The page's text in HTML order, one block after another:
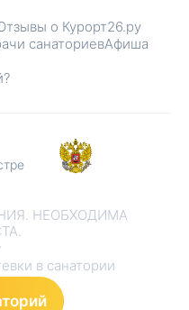
о Курорт26.ру
санаториевАфиша
НЕОБХОДИМА
в санатории